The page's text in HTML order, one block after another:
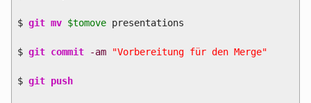
$ git mv $tomovepresentations
$ git commit -am "Vorbereitung für den Merge"
$ git push